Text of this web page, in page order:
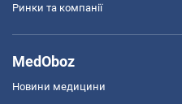
Ринки та компанії
MedOboz
Новини медицини